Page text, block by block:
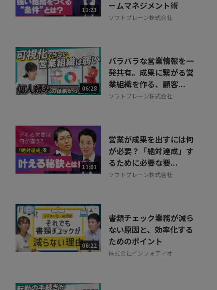
11:23
ームマネジメント術
ソフトブレーン株式会社
06:28
バラバラな営業情報を一
発共有。成果に繋がる営
業組織を作る、顧客...
ソフトブレーン株式会社
11:01
営業が成果を出すには何
が必要？「絶対達成」す
るために必要な要...
ソフトブレーン株式会社
06:22
書類チェック業務が減ら
ない原因と、効率化する
ためのポイント
株式会社インフォディオ